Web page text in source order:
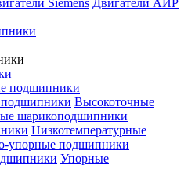
Siemens Двигатели АИР
подшипники
подшипники Высокоточные
шарикоподшипники
Низкотемпературные
упорные подшипники
Упорные